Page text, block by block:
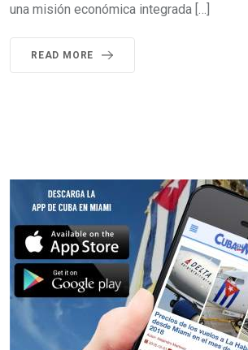
una misión económica integrada […]
READ MORE